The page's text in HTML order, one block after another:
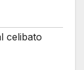
celibato